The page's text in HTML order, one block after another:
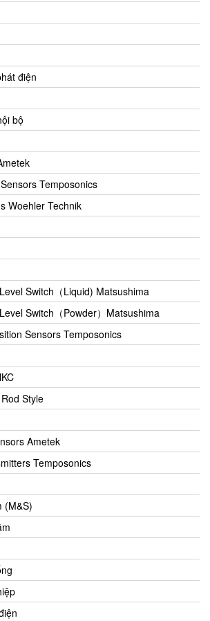
Inc)
điện
bộ
Temposonics
Woehler Technik
Switch（Liquid) Matsushima
Switch（Powder）Matsushima
Sensors Temposonics
Style
Ametek
Temposonics
(M&S)